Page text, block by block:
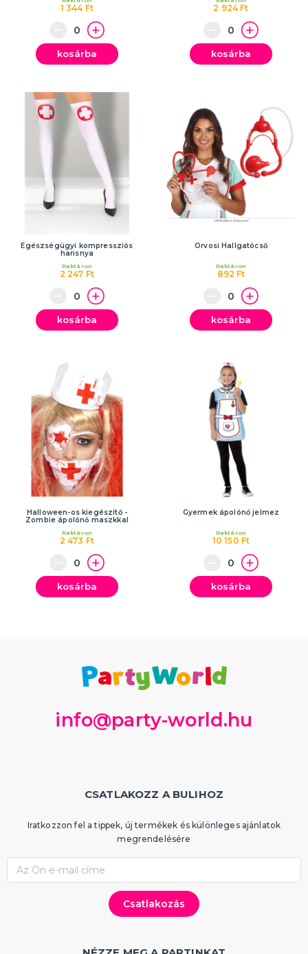
1 344 Ft
kosárba
2 924 Ft
kosárba
Egészségügyi kompressziós
harisnya
2 247 Ft
Raktáron
kosárba
Orvosi Hallgatócső
892 Ft
Raktáron
kosárba
Halloween-os kiegészítő -
Zombie ápolónő maszkkal
2 473 Ft
Raktáron
kosárba
Gyermek ápolónő jelmez
10 150 Ft
Raktáron
kosárba
info@party-world.hu
CSATLAKOZZ A BULIHOZ
Iratkozzon fel a tippek, új termékek és különleges ajánlatok
megrendelésére